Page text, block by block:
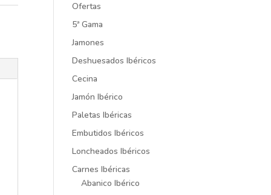
Ofertas
5ª Gama
Jamones
Deshuesados Ibéricos
Cecina
Jamón Ibérico
Paletas Ibéricas
Embutidos Ibéricos
Loncheados Ibéricos
Carnes Ibéricas
Abanico Ibérico